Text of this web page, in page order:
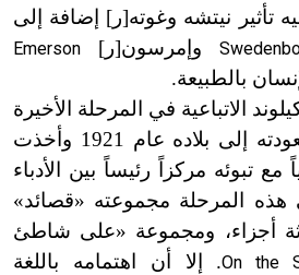
تأثير نيتشه وغوته[ر] إضافة إلى
وإمرسون[ر] Emerson
بالطبيعة.
الاتباعية في المرحلة الأخيرة
من أدبه التي بدأت بعودته إلى بلاده عام 1921 وأخذت
مع تبوئه مركزاً رئيساً بين الأدباء
هذه المرحلة مجموعته «قصائد»
أجزاء، ومجموعة «على شاطئ
On the. إلا أن اهتمامه باللغة